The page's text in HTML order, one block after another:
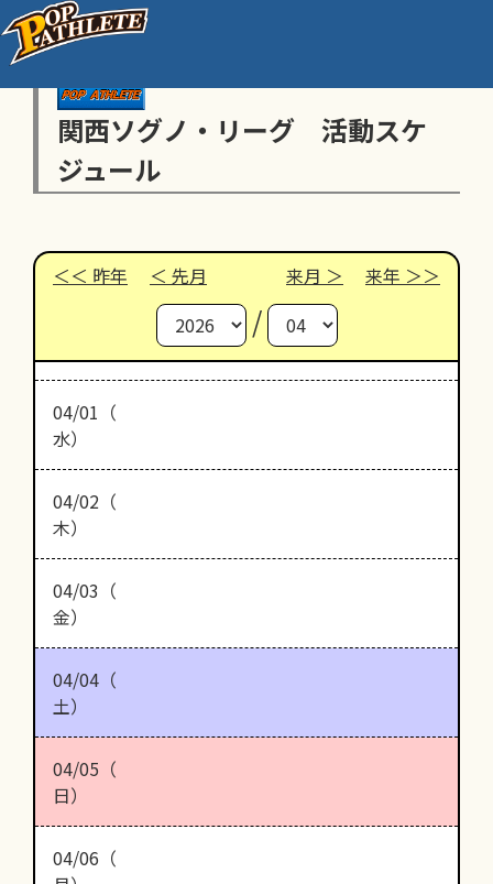
関西ソグノ・リーグ 活動スケ
ジュール
昨年 先月 来月 来年
/
04/01（
水）
04/02（
木）
04/03（
金）
04/04（
土）
04/05（
日）
04/06（